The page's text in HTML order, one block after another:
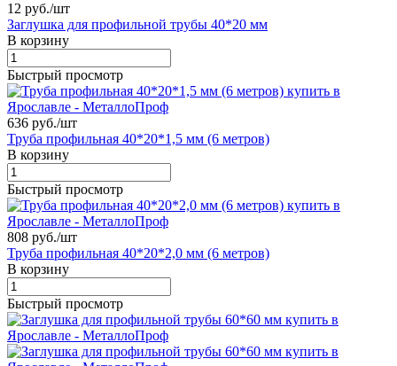
12 руб./шт
Заглушка для профильной трубы 40*20 мм
В корзину
Быстрый просмотр
636 руб./шт
Труба профильная 40*20*1,5 мм (6 метров)
В корзину
Быстрый просмотр
808 руб./шт
Труба профильная 40*20*2,0 мм (6 метров)
В корзину
Быстрый просмотр